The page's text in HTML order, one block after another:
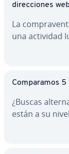
di­re­c­cio­nes
La
una actividad
Co­m­pa­ra­mos
¿Buscas
están a su